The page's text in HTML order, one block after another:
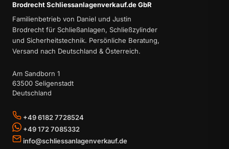
Brodrecht Schliessanlagenverkauf.de GbR
Familienbetrieb von Daniel und Justin
Brodrecht für Schließanlagen, Schließzylinder
und Sicherheitstechnik. Persönliche Beratung,
Versand nach Deutschland & Österreich.
Am Sandborn 1
63500 Seligenstadt
Deutschland
+49 6182 7728524
+49 172 7085332
info@schliessanlagenverkauf.de